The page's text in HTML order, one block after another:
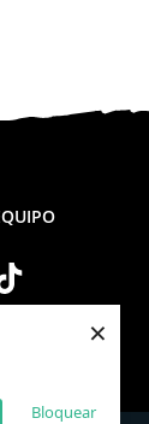
Bloquear
×